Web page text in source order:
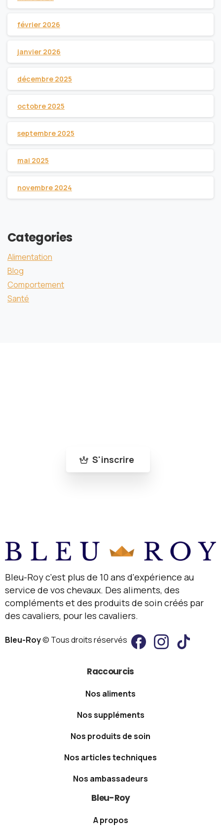
février 2026
janvier 2026
décembre 2025
octobre 2025
septembre 2025
mai 2025
novembre 2024
Categories
Alimentation
Blog
Comportement
Santé
S'inscrire
Bleu-Roy c'est plus de 10 ans d'expérience au
service de vos chevaux. Des aliments, des
compléments et des produits de soin créés par
des cavaliers, pour les cavaliers.
Bleu-Roy© Tous droits réservés
Raccourcis
Nos aliments
Nos suppléments
Nos produits de soin
Nos articles techniques
Nos ambassadeurs
Bleu-Roy
A propos